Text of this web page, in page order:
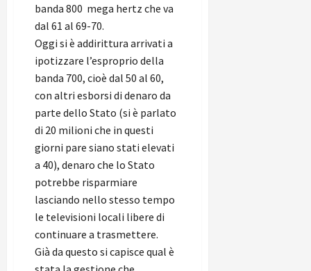
banda 800 mega hertz che va
dal 61 al 69-70.
Oggi si è addirittura arrivati a
ipotizzare l’esproprio della
banda 700, cioè dal 50 al 60,
con altri esborsi di denaro da
parte dello Stato (si è parlato
di 20 milioni che in questi
giorni pare siano stati elevati
a 40), denaro che lo Stato
potrebbe risparmiare
lasciando nello stesso tempo
le televisioni locali libere di
continuare a trasmettere.
Già da questo si capisce qual è